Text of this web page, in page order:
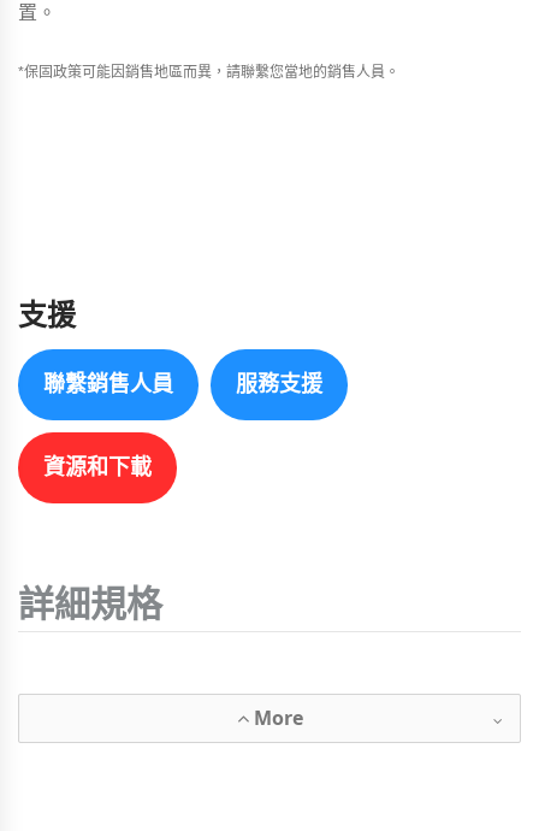
置。
*保固政策可能因銷售地區而異，請聯繫您當地的銷售人員。
支援
聯繫銷售人員 服務支援
資源和下載
詳細規格
More